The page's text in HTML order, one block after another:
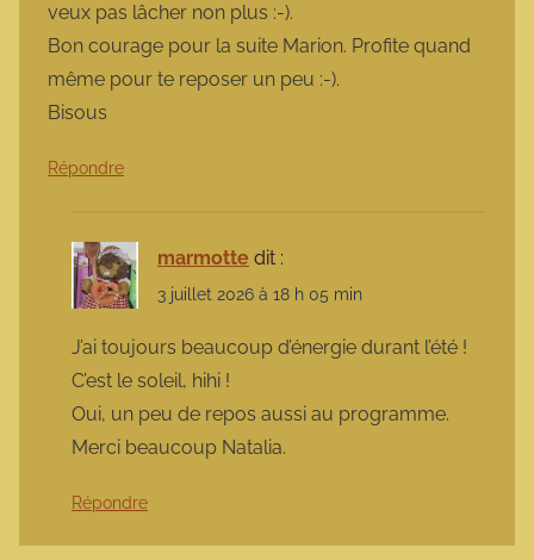
veux pas lâcher non plus :-).
Bon courage pour la suite Marion. Profite quand
même pour te reposer un peu :-).
Bisous
Répondre
marmotte dit :
3 juillet 2026 à 18 h 05 min
J’ai toujours beaucoup d’énergie durant l’été !
C’est le soleil, hihi !
Oui, un peu de repos aussi au programme.
Merci beaucoup Natalia.
Répondre